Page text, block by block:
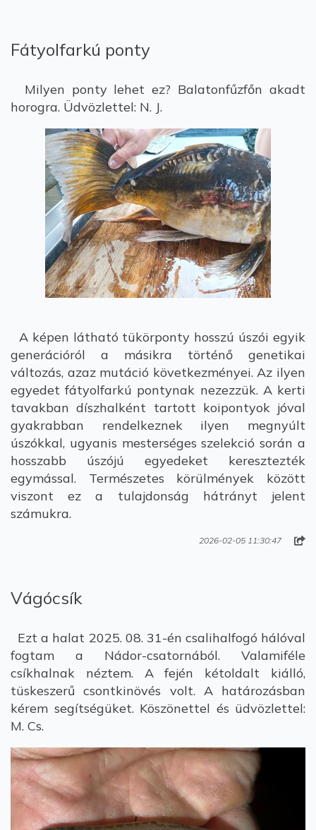
Fátyolfarkú ponty
Milyen ponty lehet ez? Balatonfűzfőn akadt
horogra. Üdvözlettel: N. J.
A képen látható tükörponty hosszú úszói egyik
generációról a másikra történő genetikai
változás, azaz mutáció következményei. Az ilyen
egyedet fátyolfarkú pontynak nezezzük. A kerti
tavakban díszhalként tartott koipontyok jóval
gyakrabban rendelkeznek ilyen megnyúlt
úszókkal, ugyanis mesterséges szelekció során a
hosszabb úszójú egyedeket keresztezték
egymással. Természetes körülmények között
viszont ez a tulajdonság hátrányt jelent
számukra.
2026-02-05 11:30:47
Vágócsík
Ezt a halat 2025. 08. 31-én csalihalfogó hálóval
fogtam a Nádor-csatornából. Valamiféle
csíkhalnak néztem. A fején kétoldalt kiálló,
tüskeszerű csontkinövés volt. A határozásban
kérem segítségüket. Köszönettel és üdvözlettel:
M. Cs.